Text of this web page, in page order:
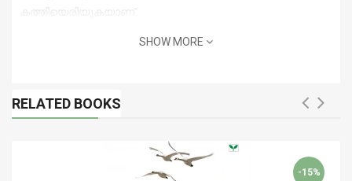
കത്തിയെരിയുകയാണ്.
SHOW MORE
RELATED BOOKS
-15%